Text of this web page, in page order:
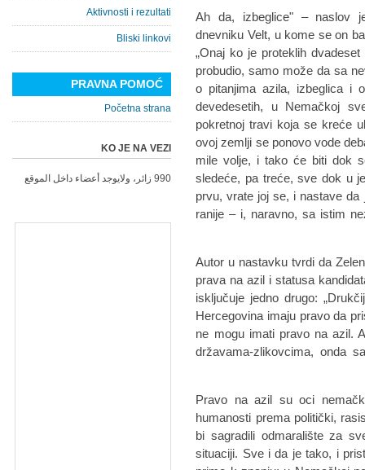
„Ah da, izbeglice" – naslov
dnevniku Velt, u kome se on
„Onaj ko je proteklih
probudio, samo može da sa
o pitanjima azila, izbeglica i
devedesetih, u Nemačkoj
pokretnoj travi koja se kreće
ovoj zemlji se ponovo vode
mile volje, i tako će biti dok
sledeće, pa treće, sve dok u
prvu, vrate joj se, i nastave
ranije – i, naravno, sa istim
Autor u nastavku tvrdi da
prava na azil i statusa
isključuje jedno drugo:
Hercegovina imaju pravo da
ne mogu imati pravo na azil.
državama-zlikovcima, onda
„Pravo na azil su oci
humanosti prema politički,
bi sagradili odmaralište za
situaciji. Sve i da je tako, i
Aktivnosti i rezultati
Bliski linkovi
PRAVNA POMOĆ
Početna strana
KO JE NA VEZI
990 زائر، ولايوجد أعضاء داخل الموقع